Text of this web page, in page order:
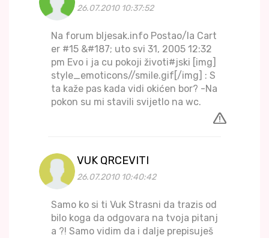
26.07.2010 10:37:52
Na forum bljesak.info Postao/la Cart
er #15 &#187; uto svi 31, 2005 12:32
pm Evo i ja cu pokoji životi#jski [img]
style_emoticons//smile.gif[/img] : S
ta kaže pas kada vidi okićen bor? -Na
pokon su mi stavili svijetlo na wc.
VUK QRCEVITI
26.07.2010 10:40:42
Samo ko si ti Vuk Strasni da trazis od
bilo koga da odgovara na tvoja pitanj
a ?! Samo vidim da i dalje prepisuješ